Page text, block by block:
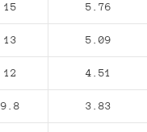
15 5.76
13 5.09
12 4.51
9.8 3.83